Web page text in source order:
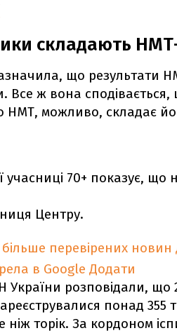
складають
що результати
Все ж вона
НМТ, можливо, складає
учасниці 70+ показує, що
Центру.
перевірених новин
в Google Додати
України розповідали, що
понад
ніж торік. За кордоном